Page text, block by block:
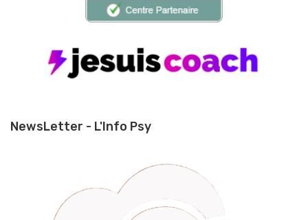
NewsLetter - L'Info Psy